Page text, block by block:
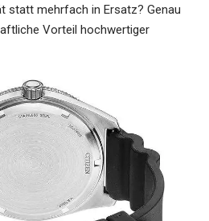
statt mehrfach in Ersatz? Genau
Vorteil hochwertiger